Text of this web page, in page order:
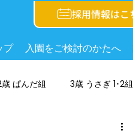
採用情報はこ
プ 入園をご検討のかたへ
ぱんだ組 3歳 うさぎ 1･2組